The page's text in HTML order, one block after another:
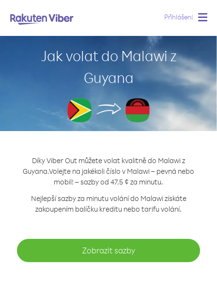
Přihlášení
Jak volat do Malawi z
Guyana
Díky Viber Out můžete volat kvalitně do Malawi z
Guyana.Volejte na jakékoli číslo v Malawi – pevná nebo
mobil! – sazby od 47.5 ¢ za minutu.
Nejlepší sazby za minutu volání do Malawi získáte
zakoupením balíčku kreditu nebo tarifu volání.
Zobrazit sazby